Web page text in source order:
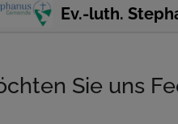
Ev.-luth.
Sie uns